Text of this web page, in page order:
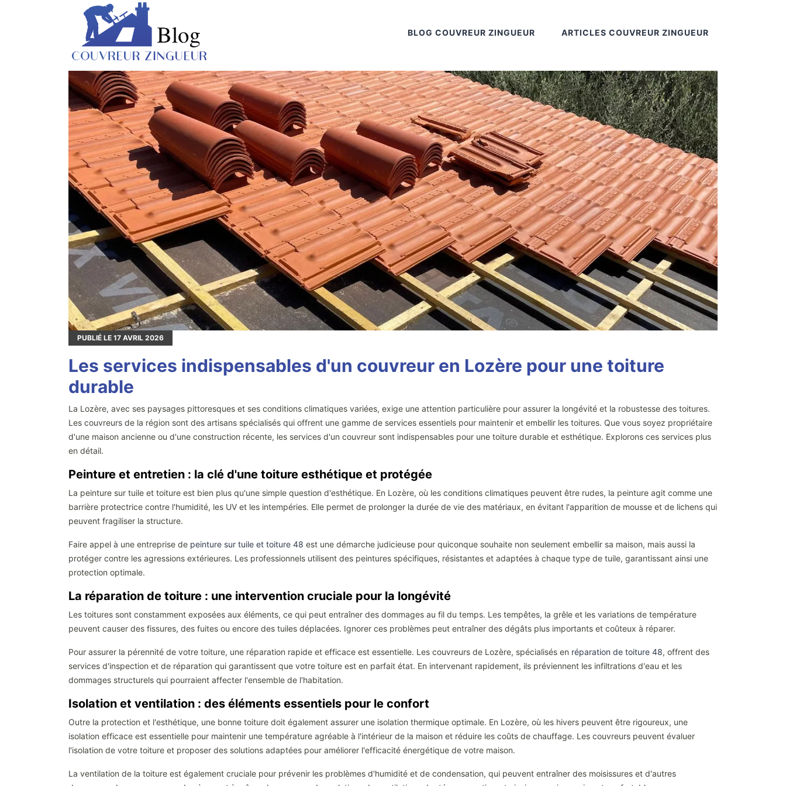
BLOG COUVREUR ZINGUEUR ARTICLES COUVREUR ZINGUEUR
PUBLIÉ LE 17 AVRIL 2026
Les services indispensables d'un couvreur en Lozère pour une toiture
durable
La Lozère, avec ses paysages pittoresques et ses conditions climatiques variées, exige une attention particulière pour assurer la longévité et la robustesse des toitures.
Les couvreurs de la région sont des artisans spécialisés qui offrent une gamme de services essentiels pour maintenir et embellir les toitures. Que vous soyez propriétaire
d'une maison ancienne ou d'une construction récente, les services d'un couvreur sont indispensables pour une toiture durable et esthétique. Explorons ces services plus
en détail.
Peinture et entretien : la clé d'une toiture esthétique et protégée
La peinture sur tuile et toiture est bien plus qu'une simple question d'esthétique. En Lozère, où les conditions climatiques peuvent être rudes, la peinture agit comme une
barrière protectrice contre l'humidité, les UV et les intempéries. Elle permet de prolonger la durée de vie des matériaux, en évitant l'apparition de mousse et de lichens qui
peuvent fragiliser la structure.
Faire appel à une entreprise de peinture sur tuile et toiture 48 est une démarche judicieuse pour quiconque souhaite non seulement embellir sa maison, mais aussi la
protéger contre les agressions extérieures. Les professionnels utilisent des peintures spécifiques, résistantes et adaptées à chaque type de tuile, garantissant ainsi une
protection optimale.
La réparation de toiture : une intervention cruciale pour la longévité
Les toitures sont constamment exposées aux éléments, ce qui peut entraîner des dommages au fil du temps. Les tempêtes, la grêle et les variations de température
peuvent causer des fissures, des fuites ou encore des tuiles déplacées. Ignorer ces problèmes peut entraîner des dégâts plus importants et coûteux à réparer.
Pour assurer la pérennité de votre toiture, une réparation rapide et efficace est essentielle. Les couvreurs de Lozère, spécialisés en réparation de toiture 48, offrent des
services d'inspection et de réparation qui garantissent que votre toiture est en parfait état. En intervenant rapidement, ils préviennent les infiltrations d'eau et les
dommages structurels qui pourraient affecter l'ensemble de l'habitation.
Isolation et ventilation : des éléments essentiels pour le confort
Outre la protection et l'esthétique, une bonne toiture doit également assurer une isolation thermique optimale. En Lozère, où les hivers peuvent être rigoureux, une
isolation efficace est essentielle pour maintenir une température agréable à l'intérieur de la maison et réduire les coûts de chauffage. Les couvreurs peuvent évaluer
l'isolation de votre toiture et proposer des solutions adaptées pour améliorer l'efficacité énergétique de votre maison.
La ventilation de la toiture est également cruciale pour prévenir les problèmes d'humidité et de condensation, qui peuvent entraîner des moisissures et d'autres